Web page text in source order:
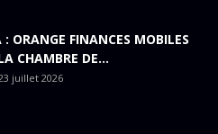
ORANGE FINANCES MOBILES
CHAMBRE DE...
juillet 2026